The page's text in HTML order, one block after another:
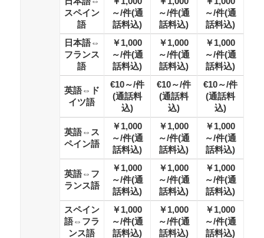
スペイン
語
～/件(通
話料込)
～/件(通
話料込)
～/件(通
話料込)
日本語⇔
フランス
語
￥1,000
～/件(通
話料込)
￥1,000
～/件(通
話料込)
￥1,000
～/件(通
話料込)
英語⇔ド
イツ語
€10～/件
(通話料
込)
€10～/件
(通話料
込)
€10～/件
(通話料
込)
英語⇔ス
ペイン語
￥1,000
～/件(通
話料込)
￥1,000
～/件(通
話料込)
￥1,000
～/件(通
話料込)
英語⇔フ
ランス語
￥1,000
～/件(通
話料込)
￥1,000
～/件(通
話料込)
￥1,000
～/件(通
話料込)
スペイン
語⇔フラ
ンス語
￥1,000
～/件(通
話料込)
￥1,000
～/件(通
話料込)
￥1,000
～/件(通
話料込)